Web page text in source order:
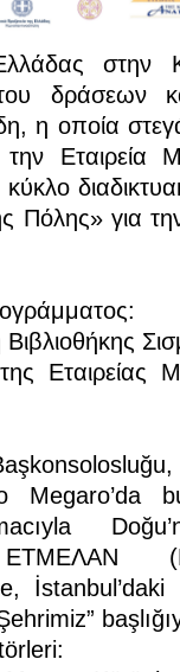
στην
του δράσεων
η οποία
Εταιρεία
Πόλης» για
Εταιρείας
Megaro’da